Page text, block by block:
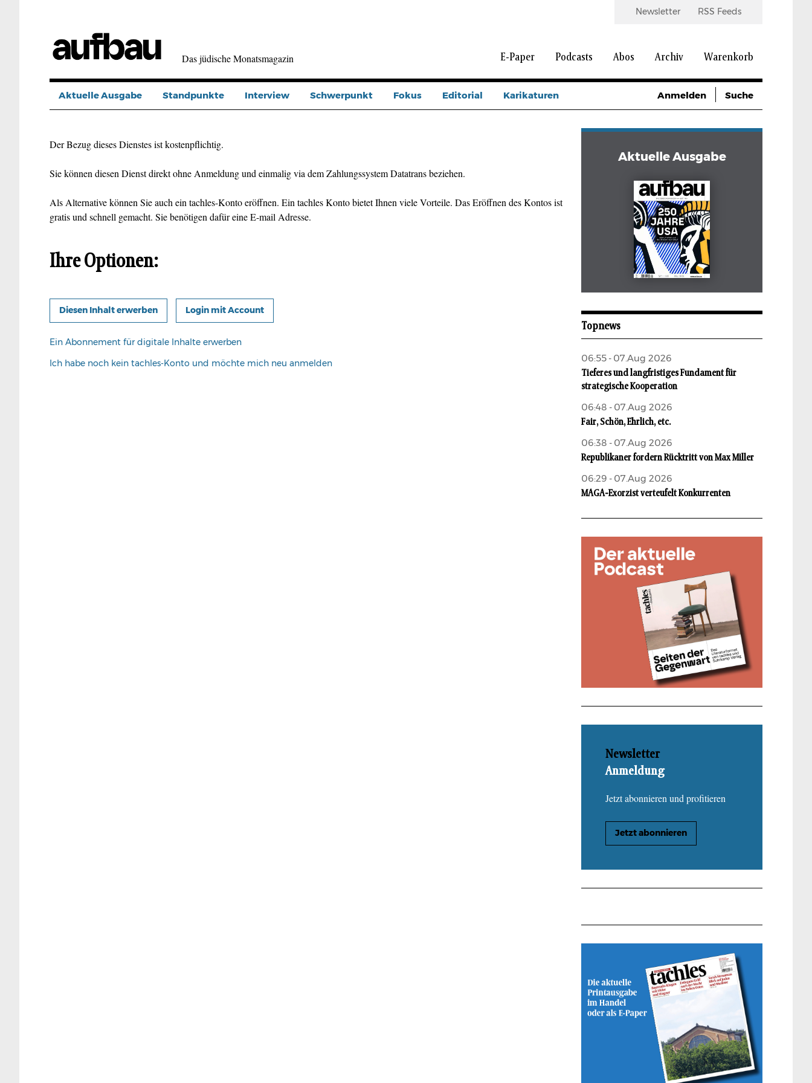
Das jüdische Monatsmagazin
Newsletter RSS Feeds
E-Paper Podcasts Abos Archiv Warenkorb
Aktuelle Ausgabe Standpunkte Interview Schwerpunkt Fokus Editorial Karikaturen Anmelden Suche
Der Bezug dieses Dienstes ist kostenpflichtig.
Sie können diesen Dienst direkt ohne Anmeldung und einmalig via dem Zahlungssystem Datatrans beziehen.
Als Alternative können Sie auch ein tachles-Konto eröffnen. Ein tachles Konto bietet Ihnen viele Vorteile. Das Eröffnen des Kontos ist
gratis und schnell gemacht. Sie benötigen dafür eine E-mail Adresse.
Ihre Optionen:
Login mit Account
Ein Abonnement für digitale Inhalte erwerben
Ich habe noch kein tachles-Konto und möchte mich neu anmelden
Aktuelle Ausgabe
Mai 2026
Topnews
06:55 - 07.Aug 2026
Tieferes und langfristiges Fundament für
strategische Kooperation
06:48 - 07.Aug 2026
Fair, Schön, Ehrlich, etc.
06:38 - 07.Aug 2026
Republikaner fordern Rücktritt von Max Miller
06:29 - 07.Aug 2026
MAGA-Exorzist verteufelt Konkurrenten
Newsletter
Anmeldung
Jetzt abonnieren und profitieren
Jetzt abonnieren